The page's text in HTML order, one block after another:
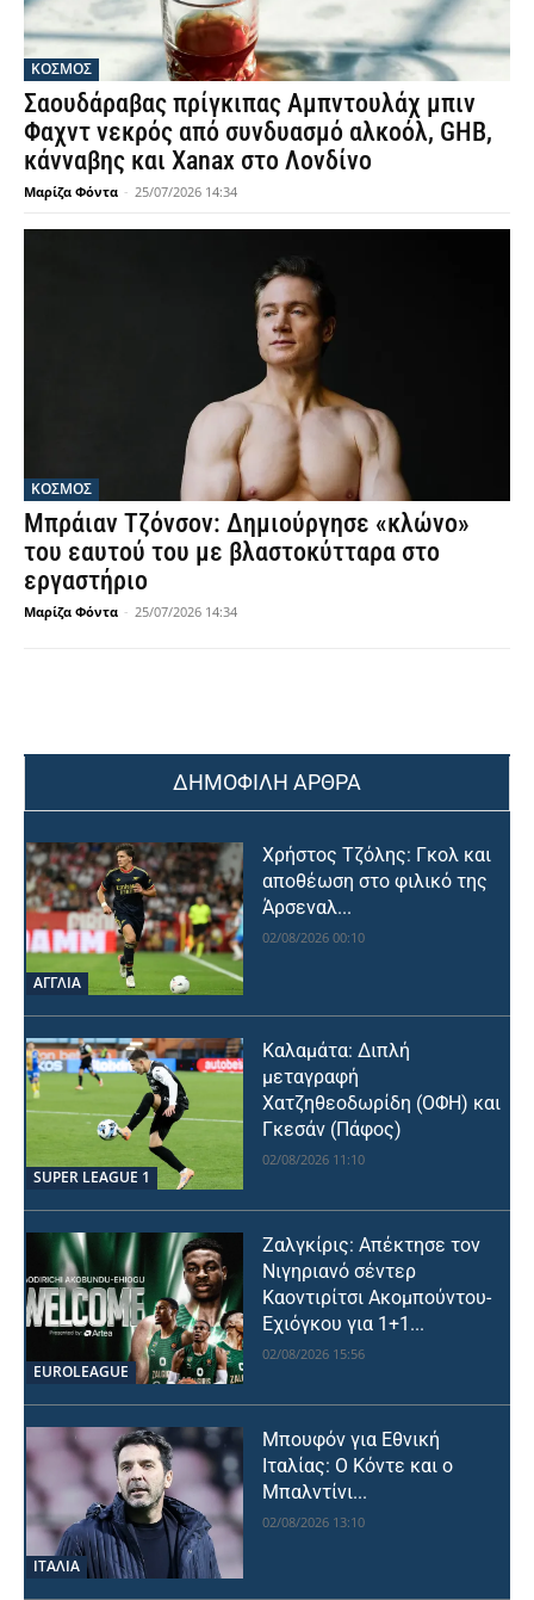
ΚΟΣΜΟΣ
Σαουδάραβας πρίγκιπας Αμπντουλάχ μπιν
Φαχντ νεκρός από συνδυασμό αλκοόλ, GHB,
κάνναβης και Xanax στο Λονδίνο
Μαρίζα Φόντα - 25/07/2026 14:34
ΚΟΣΜΟΣ
Μπράιαν Τζόνσον: Δημιούργησε «κλώνο»
του εαυτού του με βλαστοκύτταρα στο
εργαστήριο
Μαρίζα Φόντα - 25/07/2026 14:34
ΔΗΜΟΦΙΛΗ ΑΡΘΡΑ
ΑΓΓΛΙΑ
Χρήστος Τζόλης: Γκολ και
αποθέωση στο φιλικό της
Άρσεναλ...
02/08/2026 00:10
SUPER LEAGUE 1
Καλαμάτα: Διπλή
μεταγραφή
Χατζηθεοδωρίδη (ΟΦΗ) και
Γκεσάν (Πάφος)
02/08/2026 11:10
EUROLEAGUE
Ζαλγκίρις: Απέκτησε τον
Νιγηριανό σέντερ
Καοντιρίτσι Ακομπούντου-
Εχιόγκου για 1+1...
02/08/2026 15:56
ΙΤΑΛΙΑ
Μπουφόν για Εθνική
Ιταλίας: Ο Κόντε και ο
Μπαλντίνι...
02/08/2026 13:10